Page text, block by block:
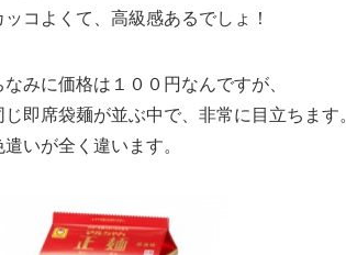
ッコよくて、高級感あるでしょ！
なみに価格は１００円なんですが、
じ即席袋麺が並ぶ中で、非常に目立ちます。
遣いが全く違います。